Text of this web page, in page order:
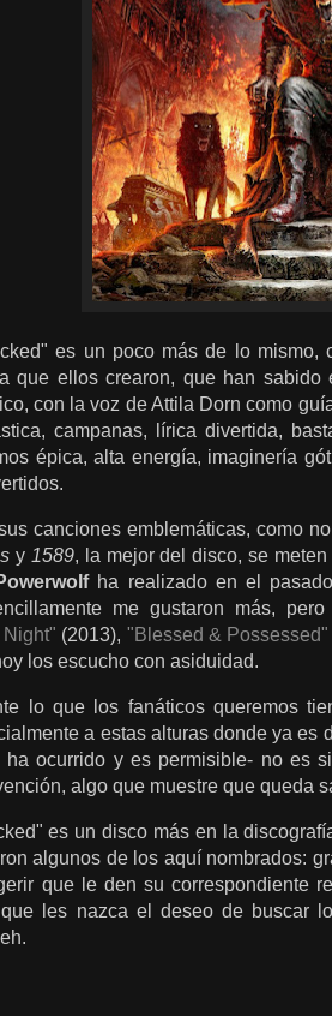
es un poco más de lo
que ellos crearon, que han
con la voz de Attila Dorn como
campanas, lírica divertida,
épica, alta energía, imaginería
canciones emblemáticas, como
y 1589, la mejor del disco, se
ha realizado en el
me gustaron más,
(2013), "Blessed & Possessed"
los escucho con asiduidad.
lo que los fanáticos queremos
a estas alturas donde ya
ha ocurrido y es permisible- no es
algo que muestre que queda
es un disco más en la
algunos de los aquí nombrados:
que le den su correspondiente
que les nazca el deseo de buscar